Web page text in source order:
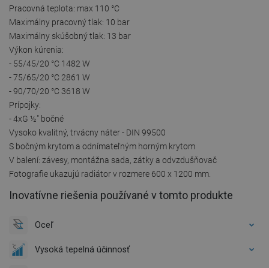
Pracovná teplota: max 110 °C
Maximálny pracovný tlak: 10 bar
Maximálny skúšobný tlak: 13 bar
Výkon kúrenia:
- 55/45/20 °C 1482 W
- 75/65/20 °C 2861 W
- 90/70/20 °C 3618 W
Prípojky:
- 4xG ½″ bočné
Vysoko kvalitný, trvácny náter - DIN 99500
S bočným krytom a odnímateľným horným krytom
V balení: závesy, montážna sada, zátky a odvzdušňovač
Fotografie ukazujú radiátor v rozmere 600 x 1200 mm.
Inovatívne riešenia používané v tomto produkte
Oceľ
Vysoká tepelná účinnosť